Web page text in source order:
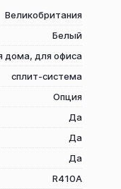
Великобритания
Белый
дома, для офиса
сплит-система
Опция
Да
Да
Да
R410A